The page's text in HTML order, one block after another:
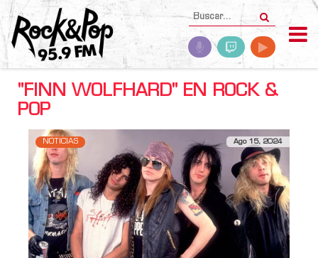
"FINN WOLFHARD" EN ROCK &
POP
NOTICIAS Ago 15, 2024